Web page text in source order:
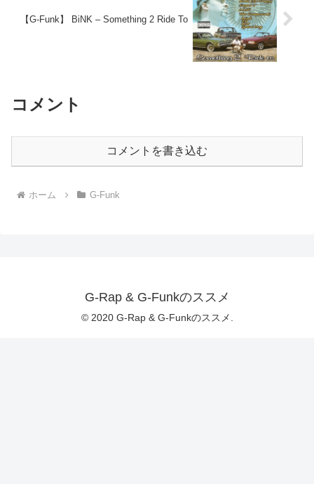
【G-Funk】 BiNK – Something 2 Ride To
コメント
コメントを書き込む
ホーム G-Funk
G-Rap & G-Funkのススメ
© 2020 G-Rap & G-Funkのススメ.